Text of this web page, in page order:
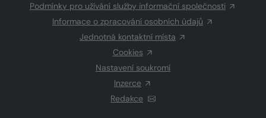
Podmínky pro užívání služby informační společnosti
Informace o zpracování osobních údajů
Jednotná kontaktní místa
Cookies
Nastavení soukromí
Inzerce
Redakce